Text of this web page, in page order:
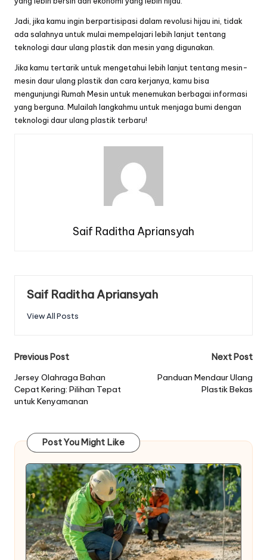
Jadi, jika kamu ingin berpartisipasi dalam revolusi hijau ini, tidak
ada salahnya untuk mulai mempelajari lebih lanjut tentang
teknologi daur ulang plastik dan mesin yang digunakan.
Jika kamu tertarik untuk mengetahui lebih lanjut tentang mesin-
mesin daur ulang plastik dan cara kerjanya, kamu bisa
mengunjungi Rumah Mesin untuk menemukan berbagai informasi
yang berguna. Mulailah langkahmu untuk menjaga bumi dengan
teknologi daur ulang plastik terbaru!
Saif Raditha Apriansyah
Saif Raditha Apriansyah
View All Posts
Post
navigation
Previous Post
Jersey Olahraga Bahan
Cepat Kering: Pilihan Tepat
untuk Kenyamanan
Next Post
Panduan Mendaur Ulang
Plastik Bekas
Post You Might Like